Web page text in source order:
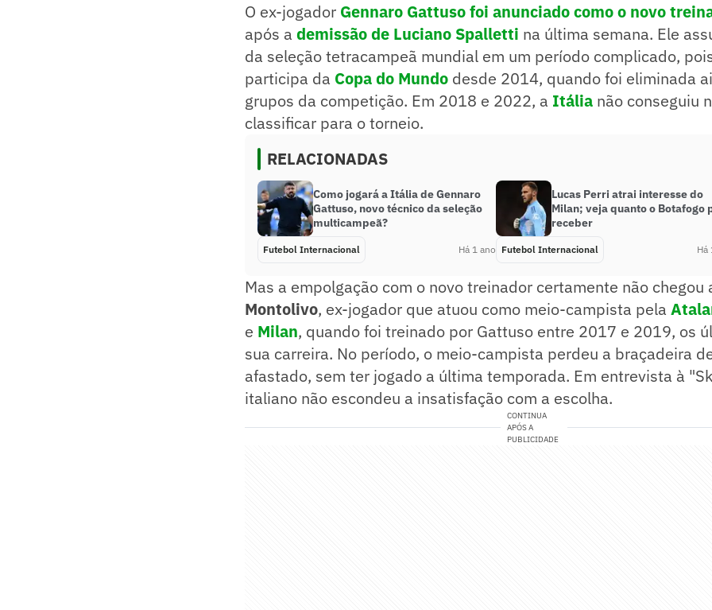
O ex-jogador Gennaro Gattuso foi anunciado como o novo
após a demissão de Luciano Spalletti na última semana. Ele
da seleção tetracampeã mundial em um período complicado,
participa da Copa do Mundo desde 2014, quando foi eliminada
grupos da competição. Em 2018 e 2022, a Itália não conseguiu
classificar para o torneio.
RELACIONADAS
Como jogará a Itália de Gennaro
Gattuso, novo técnico da seleção
multicampeã?
Futebol Internacional Há 1 ano
Lucas Perri atrai interesse do
Milan; veja quanto o Botafogo
receber
Futebol Internacional Há
Mas a empolgação com o novo treinador certamente não chegou
Montolivo, ex-jogador que atuou como meio-campista pela
e Milan, quando foi treinado por Gattuso entre 2017 e 2019, os
sua carreira. No período, o meio-campista perdeu a braçadeira
afastado, sem ter jogado a última temporada. Em entrevista à
italiano não escondeu a insatisfação com a escolha.
CONTINUA
APÓS A
PUBLICIDADE